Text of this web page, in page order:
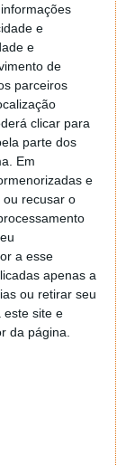
e
e
de
parceiros
clicar para
parte dos
Em
e
ou recusar o
a esse
apenas a
ou retirar seu
este site e
da página.
1 COMENTÁRIO
de
seus jogos
tremenda
fora.